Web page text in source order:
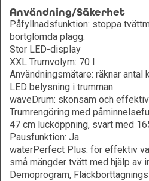
Användning/Säkerhet
Påfyllnadsfunktion: stoppa
bortglömda plagg.
Stor LED-display
XXL Trumvolym: 70 l
Användningsmätare: räknar antal
LED belysning i trumman
waveDrum: skonsam och
Trumrengöring med
47 cm lucköppning, svart med
Pausfunktion: Ja
waterPerfect Plus: för effektiv
små mängder tvätt med hjälp av
Demoprogram,